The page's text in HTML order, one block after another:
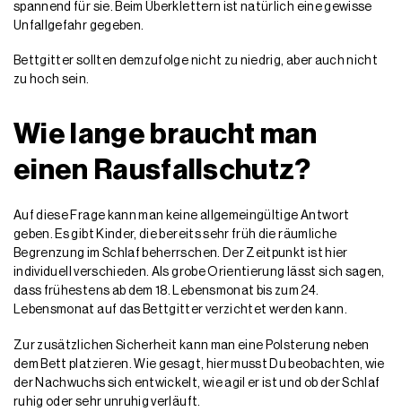
spannend für sie. Beim Überklettern ist natürlich eine gewisse
Unfallgefahr gegeben.
Bettgitter sollten demzufolge nicht zu niedrig, aber auch nicht
zu hoch sein.
Wie lange braucht man
einen Rausfallschutz?
Auf diese Frage kann man keine allgemeingültige Antwort
geben. Es gibt Kinder, die bereits sehr früh die räumliche
Begrenzung im Schlaf beherrschen. Der Zeitpunkt ist hier
individuell verschieden. Als grobe Orientierung lässt sich sagen,
dass frühestens ab dem 18. Lebensmonat bis zum 24.
Lebensmonat auf das Bettgitter verzichtet werden kann.
Zur zusätzlichen Sicherheit kann man eine Polsterung neben
dem Bett platzieren. Wie gesagt, hier musst Du beobachten, wie
der Nachwuchs sich entwickelt, wie agil er ist und ob der Schlaf
ruhig oder sehr unruhig verläuft.